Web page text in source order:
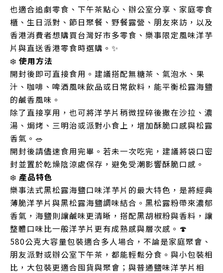
也適合追劇零食、下午茶點心、辦公室分享、家庭零食
櫃、生日派對、節日聚餐、野餐露營、朋友來訪，以及
香港消費者想購買台灣好市多零食、樂事限定風味洋芋
片與直送香港零食時選購。✨
❄️ 使用方法
開封後即可直接食用。建議搭配無糖茶、氣泡水、果
汁、咖啡、啤酒風味飲品或日常飲料，能平衡松露海鹽
的鹹香風味。
除了直接享用，也可將洋芋片稍微捏碎後撒在沙拉、濃
湯、焗烤、三明治或派對小食上，增加酥脆口感與松露
香氣。🥗
開封後請儘速食用完畢。若未一次吃完，建議將袋口密
封並置於乾燥陰涼處保存，避免受潮影響酥脆口感。
❄️ 產品特色
樂事法式黑松露海鹽口味洋芋片的最大特色，是將經典
薄脆洋芋片與黑松露海鹽調味結合。黑松露粉帶來濃郁
香氣，海鹽則讓鹹味更清晰，搭配黑胡椒粉與香料，讓
整體口味比一般洋芋片更有成熟感與層次感。🍄
580公克大容量包裝適合多人場合，不論是家庭聚會、
朋友派對或辦公室下午茶，都能輕鬆分食。與小包裝相
比，大包裝更適合囤貨與聚會；與普通鹽味洋芋片相